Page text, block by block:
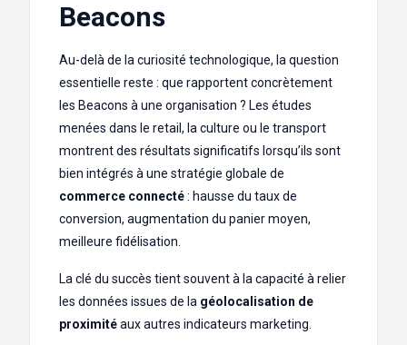
Beacons
Au-delà de la curiosité technologique, la question
essentielle reste : que rapportent concrètement
les Beacons à une organisation ? Les études
menées dans le retail, la culture ou le transport
montrent des résultats significatifs lorsqu’ils sont
bien intégrés à une stratégie globale de
commerce connecté: hausse du taux de
conversion, augmentation du panier moyen,
meilleure fidélisation.
La clé du succès tient souvent à la capacité à relier
les données issues de la géolocalisation de
proximitéaux autres indicateurs marketing.